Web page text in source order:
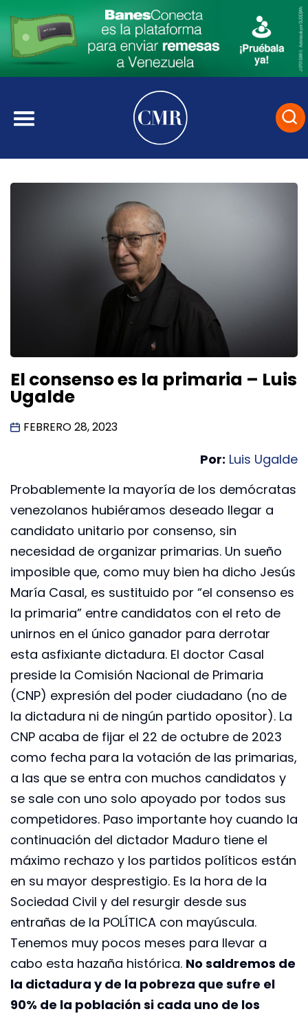
El consenso es la primaria – Luis
Ugalde
FEBRERO 28, 2023
Por: Luis Ugalde
Probablemente la mayoría de los demócratas
venezolanos hubiéramos deseado llegar a
candidato unitario por consenso, sin
necesidad de organizar primarias. Un sueño
imposible que, como muy bien ha dicho Jesús
María Casal, es sustituido por “el consenso es
la primaria” entre candidatos con el reto de
unirnos en el único ganador para derrotar
esta asfixiante dictadura. El doctor Casal
preside la Comisión Nacional de Primaria
(CNP) expresión del poder ciudadano (no de
la dictadura ni de ningún partido opositor). La
CNP acaba de fijar el 22 de octubre de 2023
como fecha para la votación de las primarias,
a las que se entra con muchos candidatos y
se sale con uno solo apoyado por todos sus
competidores. Paso importante hoy cuando la
continuación del dictador Maduro tiene el
máximo rechazo y los partidos políticos están
en su mayor desprestigio. Es la hora de la
Sociedad Civil y del resurgir desde sus
entrañas de la POLÍTICA con mayúscula.
Tenemos muy pocos meses para llevar a
cabo esta hazaña histórica. No saldremos de
la dictadura y de la pobreza que sufre el
90% de la población si cada uno de los